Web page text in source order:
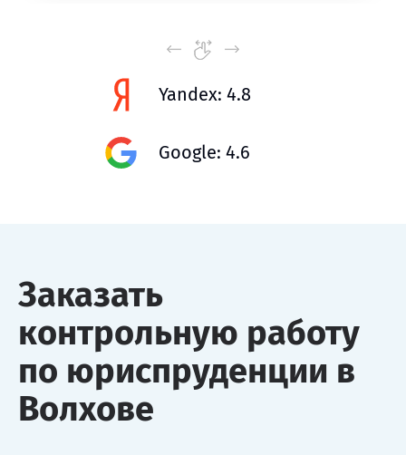
Yandex: 4.8
Google: 4.6
Заказать
контрольную работу
по юриспруденции в
Волхове